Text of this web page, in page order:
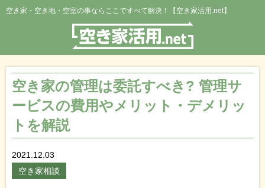
空き家・空き地・空室の事ならここですべて解決！【空き家活用.net】
空き家の管理は委託すべき? 管理サ
ービスの費用やメリット・デメリッ
トを解説
2021.12.03
空き家相談